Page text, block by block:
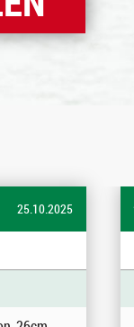
25.10.2025